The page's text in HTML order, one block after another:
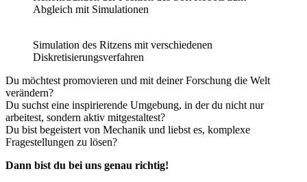
Abgleich mit Simulationen
Simulation des Ritzens mit verschiedenen
Diskretisierungsverfahren
Du möchtest promovieren und mit deiner Forschung die Welt
verändern?
Du suchst eine inspirierende Umgebung, in der du nicht nur
arbeitest, sondern aktiv mitgestaltest?
Du bist begeistert von Mechanik und liebst es, komplexe
Fragestellungen zu lösen?
Dann bist du bei uns genau richtig!